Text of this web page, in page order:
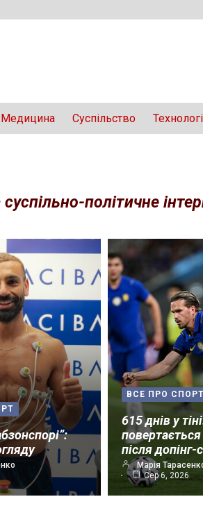
Медицина Суспільство
політичне
ВСЕ ПРО СПОРТ
615 днів у
після допінг-
Марія
Сер 6, 2026